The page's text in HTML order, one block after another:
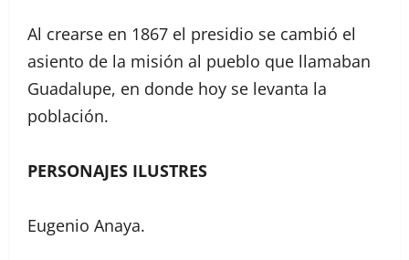
Al crearse en 1867 el presidio se cambió el
asiento de la misión al pueblo que llamaban
Guadalupe, en donde hoy se levanta la
población.
PERSONAJES ILUSTRES
Eugenio Anaya.